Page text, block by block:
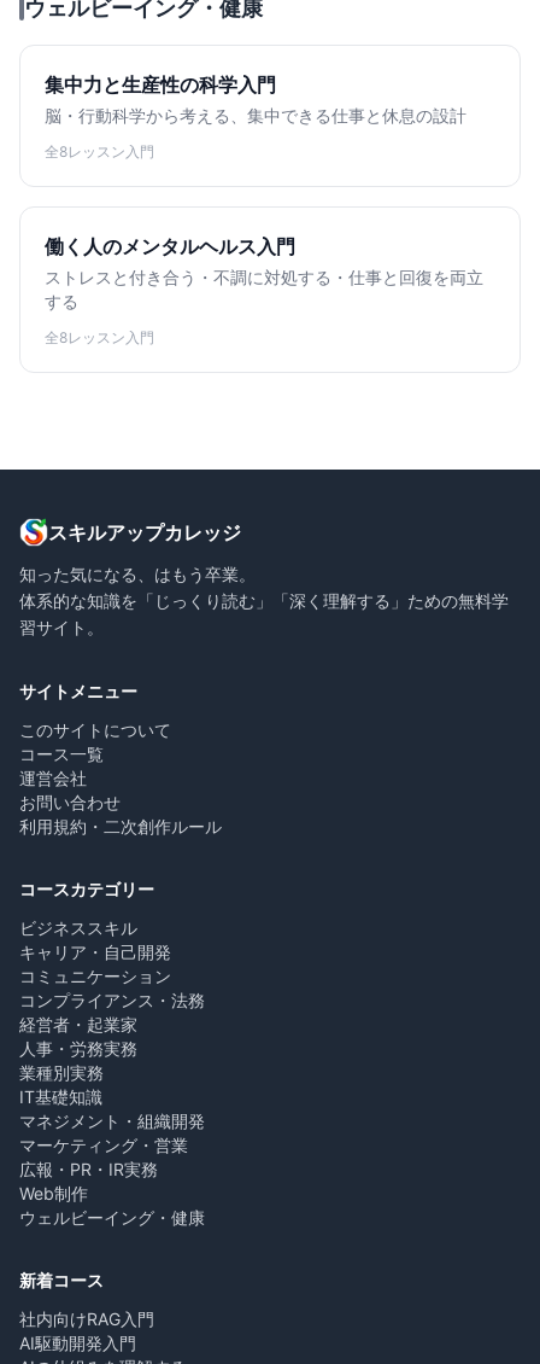
ウェルビーイング・健康
集中力と生産性の科学入門
脳・行動科学から考える、集中できる仕事と休息の設計
全8レッスン 入門
働く人のメンタルヘルス入門
ストレスと付き合う・不調に対処する・仕事と回復を両立
する
全8レッスン 入門
スキルアップカレッジ
知った気になる、はもう卒業。
体系的な知識を「じっくり読む」「深く理解する」ための無料学
習サイト。
サイトメニュー
このサイトについて
コース一覧
運営会社
お問い合わせ
利用規約・二次創作ルール
コースカテゴリー
ビジネススキル
キャリア・自己開発
コミュニケーション
コンプライアンス・法務
経営者・起業家
人事・労務実務
業種別実務
IT基礎知識
マネジメント・組織開発
マーケティング・営業
広報・PR・IR実務
Web制作
ウェルビーイング・健康
新着コース
社内向けRAG入門
AI駆動開発入門